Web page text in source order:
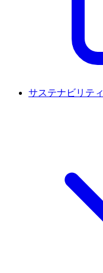
サステナビリティ